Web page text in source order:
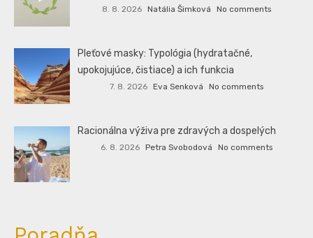
8. 8. 2026 Natália Šimková No comments
Pleťové masky: Typológia (hydratačné,
upokojujúce, čistiace) a ich funkcia
7. 8. 2026 Eva Senková No comments
Racionálna výživa pre zdravých a dospelých
6. 8. 2026 Petra Svobodová No comments